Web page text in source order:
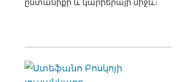
ընտանիքի և կարիերայի միջև։